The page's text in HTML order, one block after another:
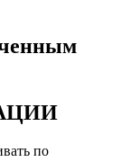
по